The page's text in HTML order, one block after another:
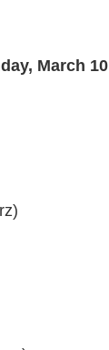
March 10